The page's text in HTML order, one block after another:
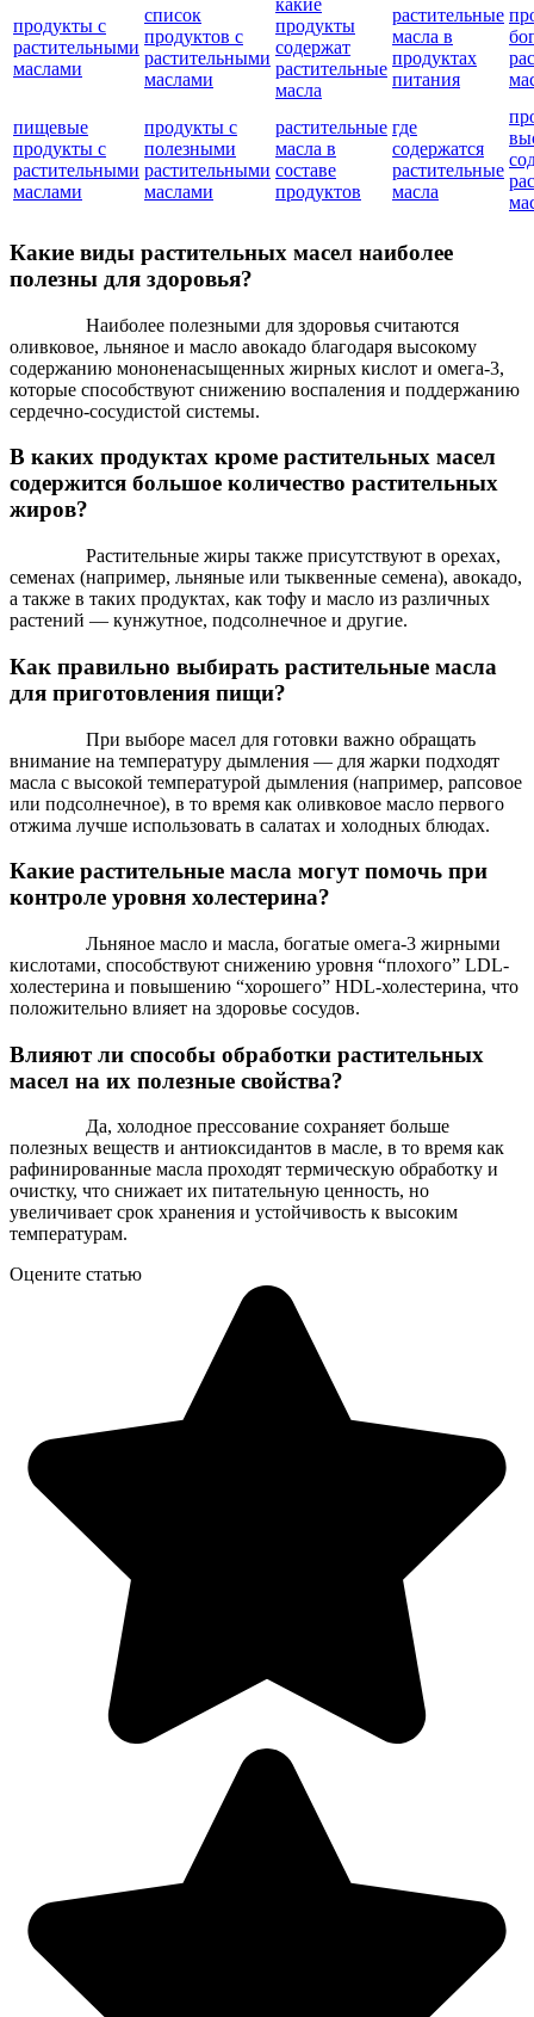
продукты с
растительными
маслами
список
продуктов с
растительными
маслами
какие
продукты
содержат
растительные
масла
растительные
масла в
продуктах
питания
пищевые
продукты с
растительными
маслами
продукты с
полезными
растительными
маслами
растительные
масла в
составе
продуктов
где
содержатся
растительные
масла
Какие виды растительных масел наиболее
полезны для здоровья?
Наиболее полезными для здоровья считаются
оливковое, льняное и масло авокадо благодаря высокому
содержанию мононенасыщенных жирных кислот и омега-3,
которые способствуют снижению воспаления и поддержанию
сердечно-сосудистой системы.
В каких продуктах кроме растительных масел
содержится большое количество растительных
жиров?
Растительные жиры также присутствуют в орехах,
семенах (например, льняные или тыквенные семена), авокадо,
а также в таких продуктах, как тофу и масло из различных
растений — кунжутное, подсолнечное и другие.
Как правильно выбирать растительные масла
для приготовления пищи?
При выборе масел для готовки важно обращать
внимание на температуру дымления — для жарки подходят
масла с высокой температурой дымления (например, рапсовое
или подсолнечное), в то время как оливковое масло первого
отжима лучше использовать в салатах и холодных блюдах.
Какие растительные масла могут помочь при
контроле уровня холестерина?
Льняное масло и масла, богатые омега-3 жирными
кислотами, способствуют снижению уровня “плохого” LDL-
холестерина и повышению “хорошего” HDL-холестерина, что
положительно влияет на здоровье сосудов.
Влияют ли способы обработки растительных
масел на их полезные свойства?
Да, холодное прессование сохраняет больше
полезных веществ и антиоксидантов в масле, в то время как
рафинированные масла проходят термическую обработку и
очистку, что снижает их питательную ценность, но
увеличивает срок хранения и устойчивость к высоким
температурам.
Оцените статью